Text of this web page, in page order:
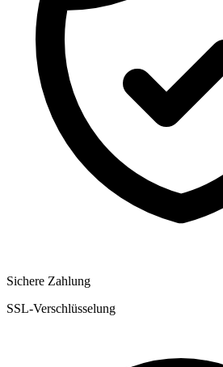
Sichere Zahlung
SSL-Verschlüsselung